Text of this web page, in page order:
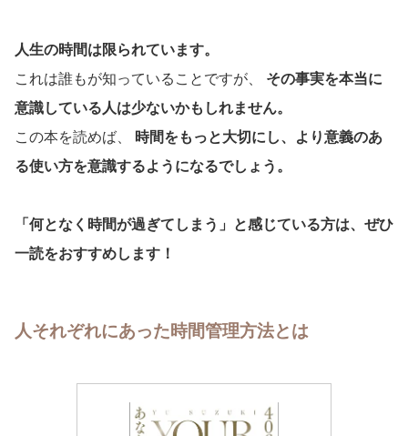
人生の時間は限られています。
これは誰もが知っていることですが、 その事実を本当に
意識している人は少ないかもしれません。
この本を読めば、
時間をもっと大切にし、より意義のあ
る使い方を意識するようになるでしょう。
「何となく時間が過ぎてしまう」と感じている方は、ぜひ
一読をおすすめします！
人それぞれにあった時間管理方法とは